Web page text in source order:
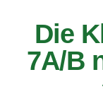
Die
7A/B